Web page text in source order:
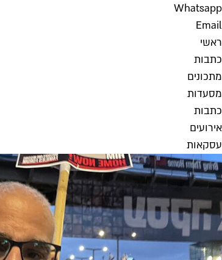
Whatsapp
Email
ראשי
כתבות
מתכונים
מסעדות
כתבות
אירועים
עסקאות